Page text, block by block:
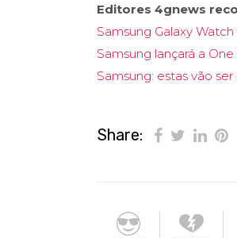
Editores 4gnews
Samsung Galaxy
Samsung lançará a
Samsung: estas vão
Share: